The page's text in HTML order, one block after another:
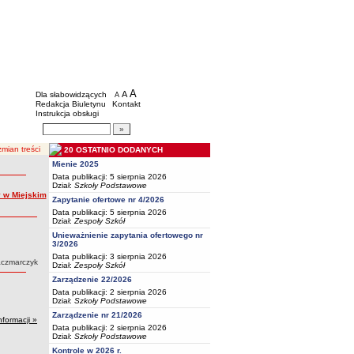
BIP - Oświata Częstochowa
Menu dodatkowe
Dla słabowidzących A pomniejsz czcionkę
A standardowy rozmiar czcionki
A
Redakcja Biuletynu
Kontakt
Instrukcja obsługi
Wyszukiwarka artykułów
treści
w Miejskim
»
20 OSTATNIO DODANYCH
Mienie 2025
Data publikacji: 5 sierpnia 2026
Dział: Szkoły Podstawowe
Zapytanie ofertowe nr 4/2026
Data publikacji: 5 sierpnia 2026
Dział: Zespoły Szkół
Unieważnienie zapytania ofertowego nr
3/2026
Data publikacji: 3 sierpnia 2026
Dział: Zespoły Szkół
Zarządzenie 22/2026
Data publikacji: 2 sierpnia 2026
Dział: Szkoły Podstawowe
Zarządzenie nr 21/2026
Data publikacji: 2 sierpnia 2026
Dział: Szkoły Podstawowe
Kontrole w 2026 r.